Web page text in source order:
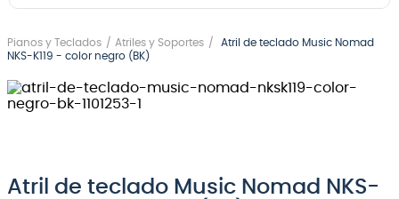
Pianos y Teclados Atriles y Soportes
Atril de teclado Music Nomad
NKS-K119 - color negro (BK)
Atril de teclado Music Nomad NKS-
1.
guitarra electrica
2.
bajo
3
5.
amplificador